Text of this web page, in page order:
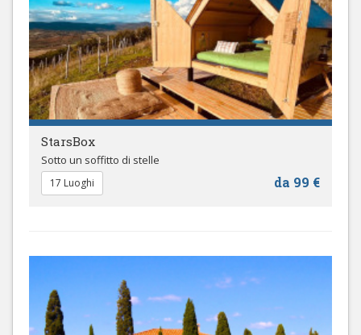
StarsBox
Sotto un soffitto di stelle
da 99 €
17 Luoghi